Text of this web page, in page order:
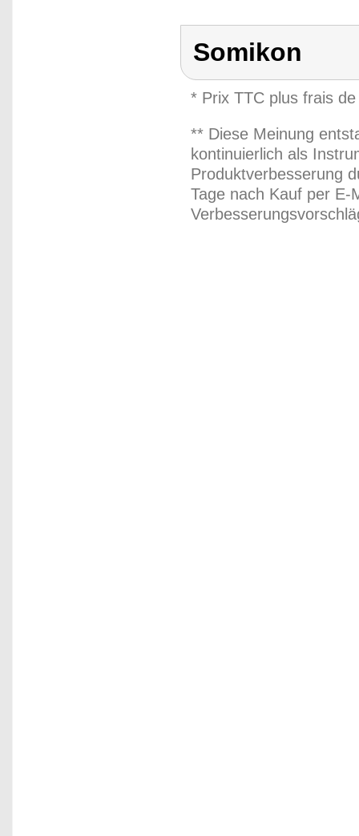
Somikon
* Prix TTC plus frais
** Diese Meinung
kontinuierlich als
Produktverbesserung
Tage nach Kauf per E-